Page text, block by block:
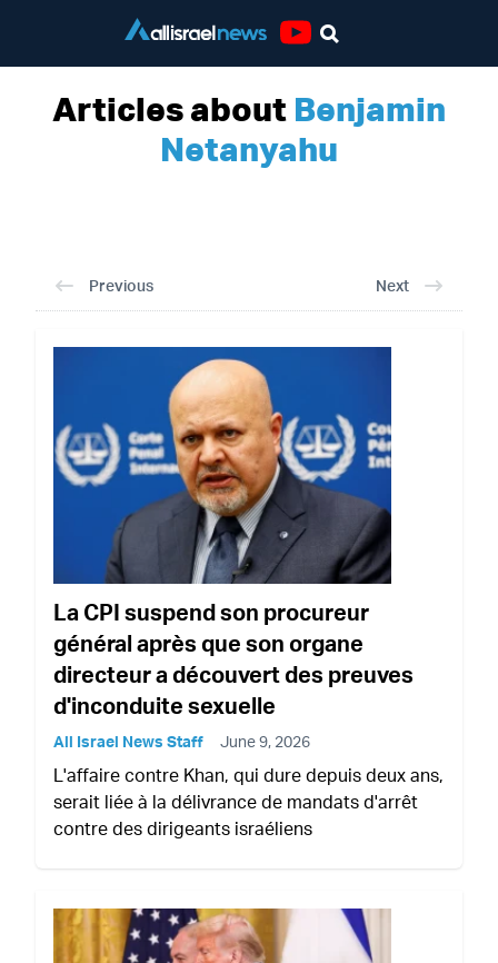
Articles about Benjamin
Netanyahu
Previous Next
La CPI suspend son procureur
général après que son organe
directeur a découvert des preuves
d'inconduite sexuelle
All Israel News Staff June 9, 2026
L'affaire contre Khan, qui dure depuis deux ans,
serait liée à la délivrance de mandats d'arrêt
contre des dirigeants israéliens